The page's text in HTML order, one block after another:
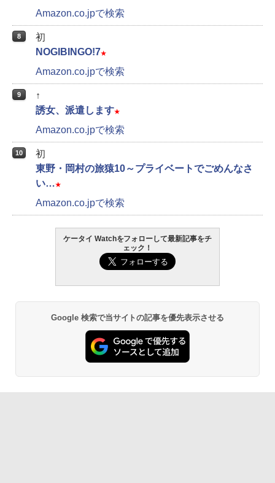
Amazon.co.jpで検索
8
初
NOGIBINGO!7★
Amazon.co.jpで検索
9
↑
誘女、派遣します★
Amazon.co.jpで検索
10
初
東野・岡村の旅猿10～プライベートでごめんなさ
い…★
Amazon.co.jpで検索
ケータイ Watchをフォローして最新記事をチ
ェック！
Google 検索で当サイトの記事を優先表示させる